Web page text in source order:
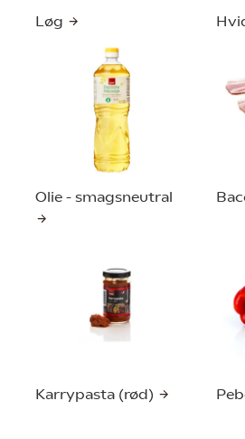
Løg
Olie - smagsneutral
Karrypasta (rød)